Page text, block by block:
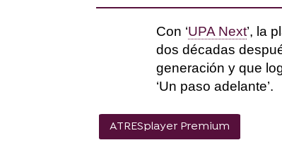
Con ‘UPA Next’, la
dos décadas
generación y que
‘Un paso adelante’.
ATRESplayer Premium